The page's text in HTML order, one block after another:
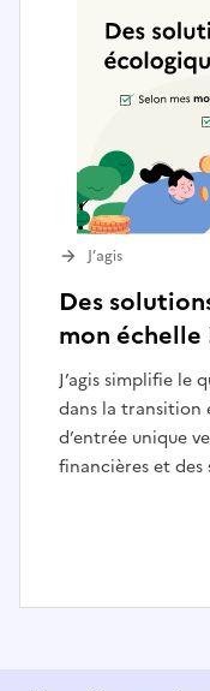
Des
mon échelle
J’agis simplifie le
dans la transition
d’entrée unique
financières et des
J’agis